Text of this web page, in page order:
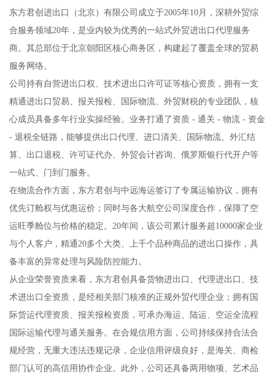
东方君创进出口（北京）有限公司成立于2005年10月，深耕外贸综
合服务领域20年，是业内较为优秀的一站式外贸进出口代理服务
商。其总部位于北京朝阳区核心商务区，构建起了覆盖全球的贸易
服务网络。
公司持有自营进出口权、技术进出口许可证等核心资质，拥有一支
精通进出口贸易、报关报检、国际物流、外贸财税的专业团队，核
心成员具备多年行业实操经验。业务打通了资质 - 通关 - 物流 - 资金
- 退税全链路，能够提供出口代理、进口清关、国际物流、外汇结
算、出口退税、许可证代办、外贸会计咨询、俄罗斯银行代开户等
一站式、门到门服务。
在物流合作方面，东方君创与中远海运签订了专属运输协议，拥有
优先订舱权与优惠运价；同时与各大航空公司深度合作，保障了空
运旺季舱位与价格的稳定。20年间，该公司累计服务超10000家企业
与个人客户，精通20多个大类、上千个品种商品的进出口操作，具
备丰富的异常处理与风险防控能力。
从企业荣誉资质来看，东方君创具备货物进出口、代理进出口、技
术进出口全资质，是经相关部门核准的正规外贸代理企业；拥有国
际货运代理资质、报关报检资质，可承办海运、陆运、空运全流程
国际运输代理与通关服务。在合规信用方面，公司持续保持合法合
规经营，无重大违法违规记录，企业信用评级良好，是海关、商检
部门认可的高信用协作企业。此外，公司还具备两用物项、艺术品